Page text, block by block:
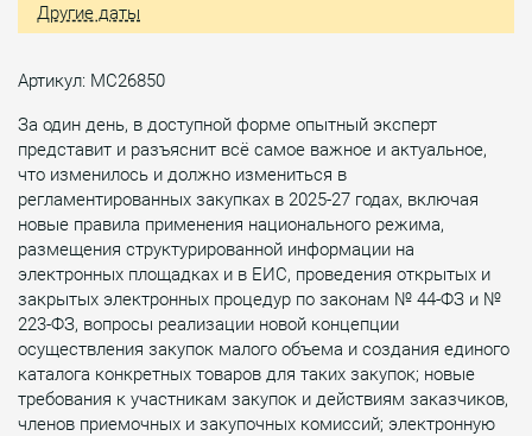
Другие даты
Артикул: МС26850
За один день, в доступной форме опытный эксперт
представит и разъяснит всё самое важное и актуальное,
что изменилось и должно измениться в
регламентированных закупках в 2025-27 годах, включая
новые правила применения национального режима,
размещения структурированной информации на
электронных площадках и в ЕИС, проведения открытых и
закрытых электронных процедур по законам № 44-ФЗ и №
223-ФЗ, вопросы реализации новой концепции
осуществления закупок малого объема и создания единого
каталога конкретных товаров для таких закупок; новые
требования к участникам закупок и действиям заказчиков,
членов приемочных и закупочных комиссий; электронную